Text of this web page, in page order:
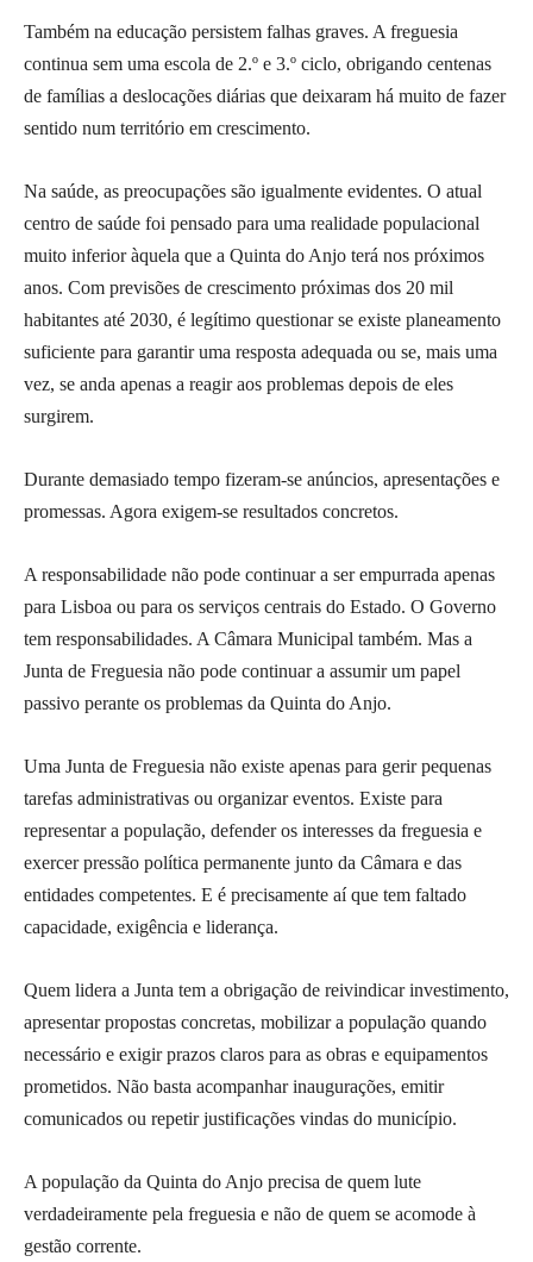
Também na educação persistem falhas graves. A freguesia
continua sem uma escola de 2.º e 3.º ciclo, obrigando centenas
de famílias a deslocações diárias que deixaram há muito de fazer
sentido num território em crescimento.
Na saúde, as preocupações são igualmente evidentes. O atual
centro de saúde foi pensado para uma realidade populacional
muito inferior àquela que a Quinta do Anjo terá nos próximos
anos. Com previsões de crescimento próximas dos 20 mil
habitantes até 2030, é legítimo questionar se existe planeamento
suficiente para garantir uma resposta adequada ou se, mais uma
vez, se anda apenas a reagir aos problemas depois de eles
surgirem.
Durante demasiado tempo fizeram-se anúncios, apresentações e
promessas. Agora exigem-se resultados concretos.
A responsabilidade não pode continuar a ser empurrada apenas
para Lisboa ou para os serviços centrais do Estado. O Governo
tem responsabilidades. A Câmara Municipal também. Mas a
Junta de Freguesia não pode continuar a assumir um papel
passivo perante os problemas da Quinta do Anjo.
Uma Junta de Freguesia não existe apenas para gerir pequenas
tarefas administrativas ou organizar eventos. Existe para
representar a população, defender os interesses da freguesia e
exercer pressão política permanente junto da Câmara e das
entidades competentes. E é precisamente aí que tem faltado
capacidade, exigência e liderança.
Quem lidera a Junta tem a obrigação de reivindicar investimento,
apresentar propostas concretas, mobilizar a população quando
necessário e exigir prazos claros para as obras e equipamentos
prometidos. Não basta acompanhar inaugurações, emitir
comunicados ou repetir justificações vindas do município.
A população da Quinta do Anjo precisa de quem lute
verdadeiramente pela freguesia e não de quem se acomode à
gestão corrente.